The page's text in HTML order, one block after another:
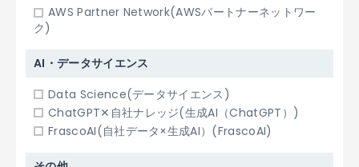
AWS Partner Network(AWSパートナーネットワー
ク)
AI・データサイエンス
Data Science(データサイエンス)
ChatGPT✕自社ナレッジ(生成AI（ChatGPT）)
FrascoAI(自社データ×生成AI）(FrascoAI)